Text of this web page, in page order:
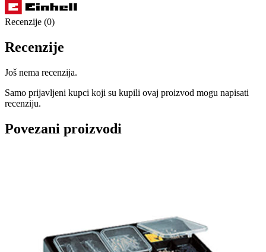
Recenzije (0)
Recenzije
Još nema recenzija.
Samo prijavljeni kupci koji su kupili ovaj proizvod mogu napisati
recenziju.
Povezani proizvodi